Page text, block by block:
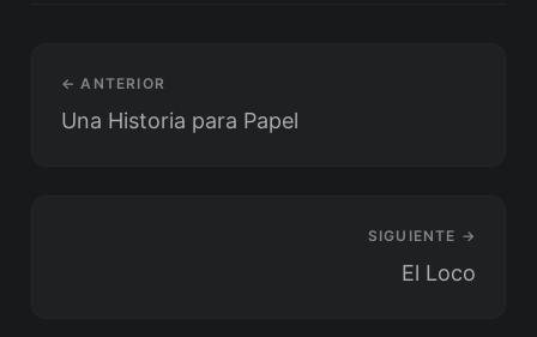
← ANTERIOR
Una Historia para Papel
SIGUIENTE →
El Loco